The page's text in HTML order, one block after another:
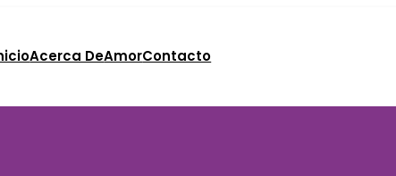
Acerca DeAmorContacto